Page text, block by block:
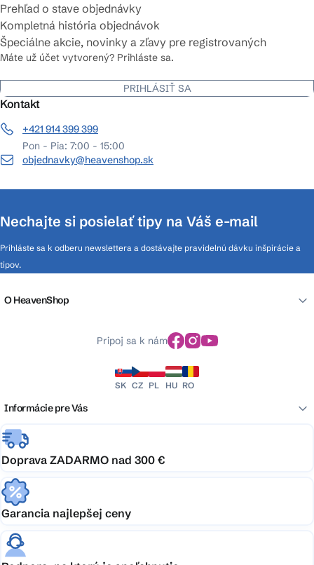
Prehľad o stave objednávky
Kompletná história objednávok
Špeciálne akcie, novinky a zľavy pre registrovaných
Máte už účet vytvorený? Prihláste sa.
PRIHLÁSIŤ SA
Kontakt
+421 914 399 399
Pon - Pia: 7:00 - 15:00
objednavky@heavenshop.sk
Nechajte si posielať tipy na Váš e-mail
Prihláste sa k odberu newslettera a dostávajte pravidelnú dávku inšpirácie a
tipov.
O HeavenShop
Pripoj sa k nám
SK CZ PL HU RO
Informácie pre Vás
Doprava ZADARMO nad 300 €
Garancia najlepšej ceny